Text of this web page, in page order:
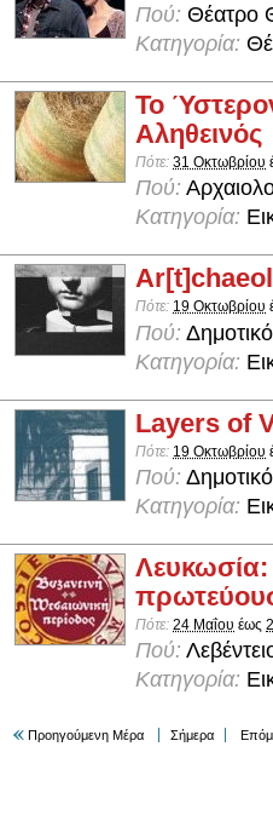
Πού: Θέατρο
Κατηγορία:
Το
Αληθεινός
Πότε: 31 Οκτωβρίου
Πού:
Κατηγορία:
Πότε: 19 Οκτωβρίου
Πού:
Κατηγορία:
Layers of
Πότε: 19 Οκτωβρίου
Πού:
Κατηγορία:
Λευκωσία:
Πότε: 24 Μαΐου έως
Πού:
Κατηγορία:
Προηγούμενη Μέρα Σήμερα